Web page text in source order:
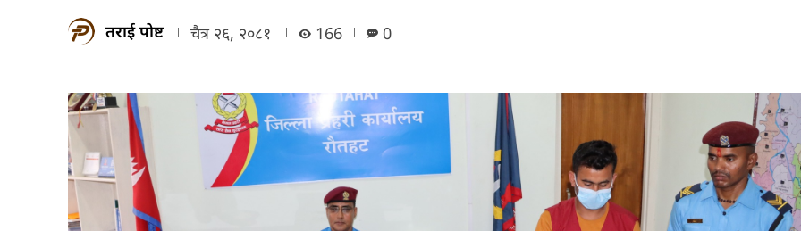
तराई पोष्ट चैत्र २६, २०८१ 166 0